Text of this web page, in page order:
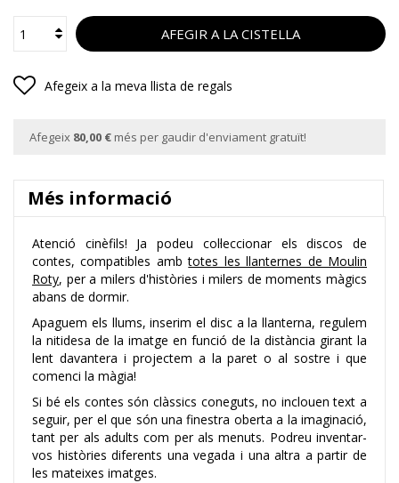
AFEGIR A LA CISTELLA
Afegeix a la meva llista de regals
Afegeix 80,00 € més per gaudir d'enviament gratuït!
Més informació
Atenció cinèfils! Ja podeu col·leccionar els discos de
contes, compatibles ambtotes les llanternes de Moulin
Roty, per a milers d'històries i milers de moments màgics
abans de dormir.
Apaguem els llums, inserim el disc a la llanterna, regulem
la nitidesa de la imatge en funció de la distància girant la
lent davantera i projectem a la paret o al sostre i que
comenci la màgia!
Si bé els contes són clàssics coneguts, no inclouen text a
seguir, per el que són una finestra oberta a la imaginació,
tant per als adults com per als menuts. Podreu inventar-
vos històries diferents una vegada i una altra a partir de
les mateixes imatges.